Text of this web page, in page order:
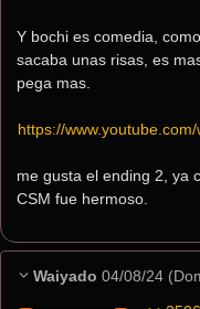
Y bochi es comedia,
sacaba unas risas, es
pega mas.
https://
me gusta el ending 2, ya
CSM fue hermoso.
Waiyado 04/08/24